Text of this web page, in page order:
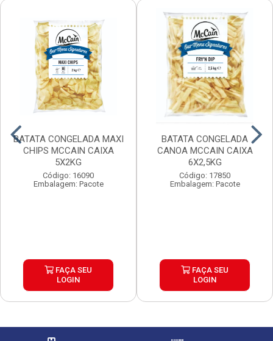
BATATA CONGELADA MAXI
CHIPS MCCAIN CAIXA
5X2KG
Código: 16090
Embalagem: Pacote
FAÇA SEU
LOGIN
BATATA CONGELADA
CANOA MCCAIN CAIXA
6X2,5KG
Código: 17850
Embalagem: Pacote
FAÇA SEU
LOGIN